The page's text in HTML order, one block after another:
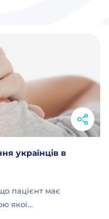
українців в
пацієнт має
якої...